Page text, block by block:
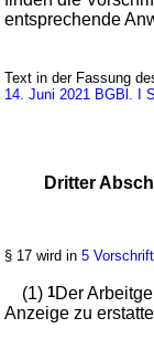
entsprechende
Text in der Fassung
14. Juni 2021 BGBl. I
Dritter
§ 17 wird in5
(1)1Der
Anzeige zu